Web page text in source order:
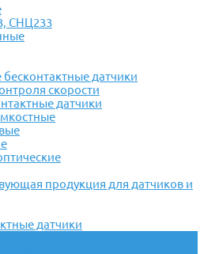
СНЦ233
датчики
скорости
датчики
продукция для датчиков и
датчики